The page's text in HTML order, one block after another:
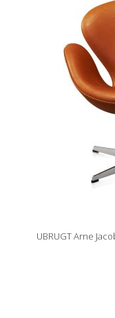
UBRUGT Arne